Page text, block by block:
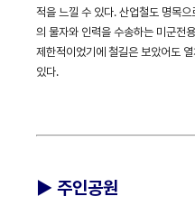
적을 느낄 수 있다. 산업철도 명목
의 물자와 인력을 수송하는 미군전
제한적이었기에 철길은 보았어도
있다.
► 주인공원